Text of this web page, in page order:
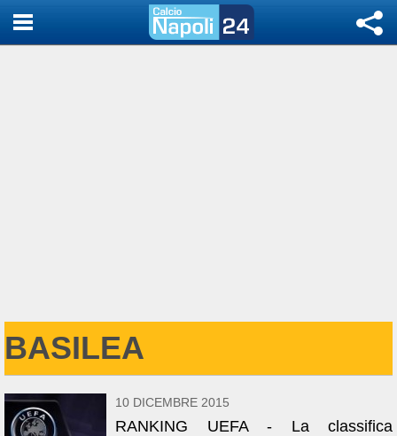
BASILEA
10 DICEMBRE 2015
RANKING UEFA - La classifica